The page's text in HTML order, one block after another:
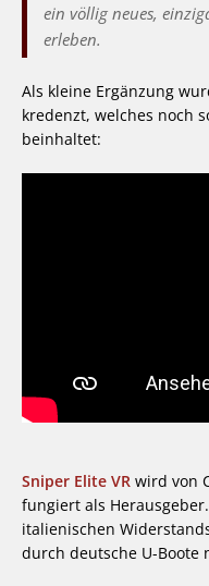
ein völlig neues,
erleben.
Als kleine Ergänzung
kredenzt, welches noch
beinhaltet:
Sniper Elite VR wird von
fungiert als
italienischen
durch deutsche U-Boote